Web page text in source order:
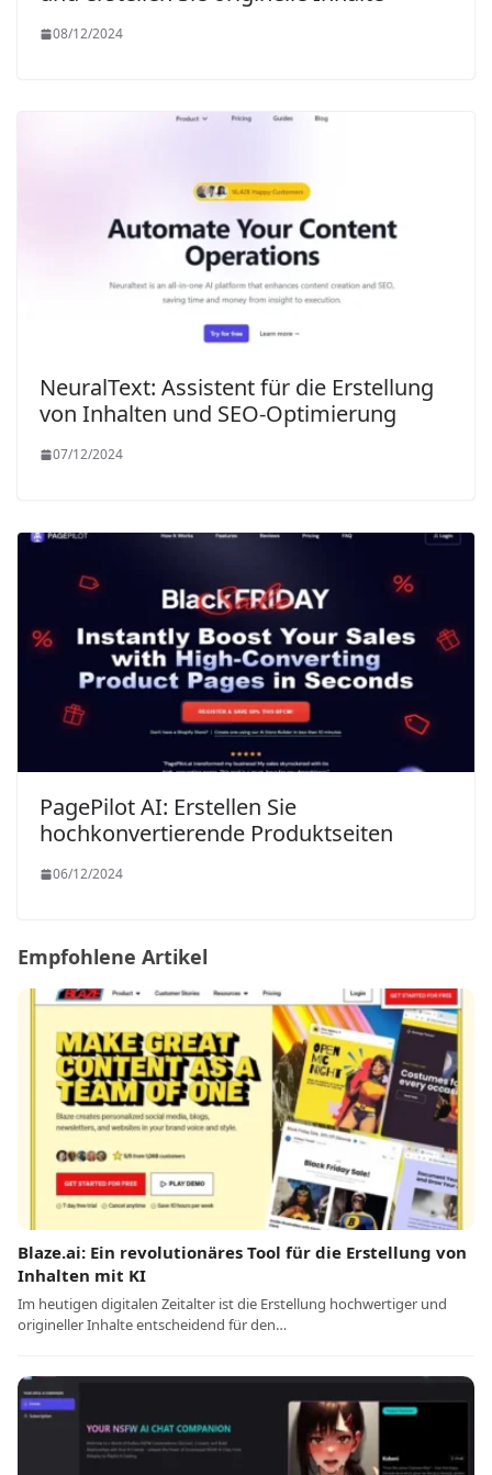
08/12/2024
NeuralText: Assistent für die Erstellung
von Inhalten und SEO-Optimierung
07/12/2024
PagePilot AI: Erstellen Sie
hochkonvertierende Produktseiten
06/12/2024
Empfohlene Artikel
Blaze.ai: Ein revolutionäres Tool für die Erstellung von
Inhalten mit KI
Im heutigen digitalen Zeitalter ist die Erstellung hochwertiger und
origineller Inhalte entscheidend für den…